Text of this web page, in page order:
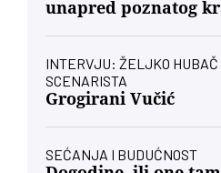
unapred poznatog
INTERVJU: ŽELJKO HUBAČ
SCENARISTA
Grogirani Vučić
SEĆANJA I BUDUĆNOST